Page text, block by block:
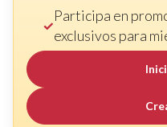
Participa en
exclusivos para